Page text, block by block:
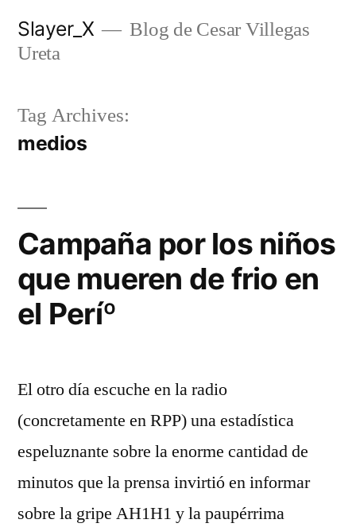
Slayer_X
Blog de Cesar Villegas
Ureta
Tag Archives:
medios
Campaña por los niños
que mueren de frio en
el Períº
El otro dí­a escuche en la radio
(concretamente en RPP) una estadí­stica
espeluznante sobre la enorme cantidad de
minutos que la prensa invirtió en informar
sobre la gripe AH1H1 y la paupérrima